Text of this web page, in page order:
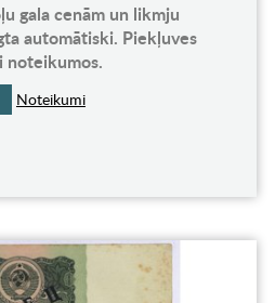
gala cenām un likmju
automātiski. Piekļuves
noteikumos.
Noteikumi